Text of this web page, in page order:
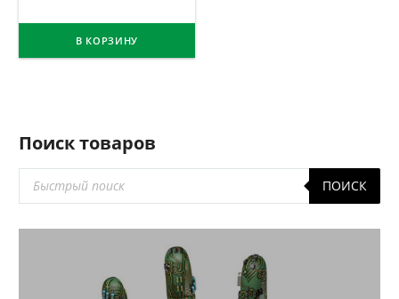
В КОРЗИНУ
Поиск товаров
товаров
ПОИСК